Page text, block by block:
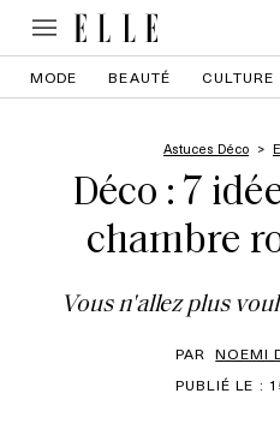
MODE BEAUTÉ CULTURE
Astuces Déco
Déco : 7
chambre
Vous n'allez plus
PAR NOEMI
PUBLIÉ LE :